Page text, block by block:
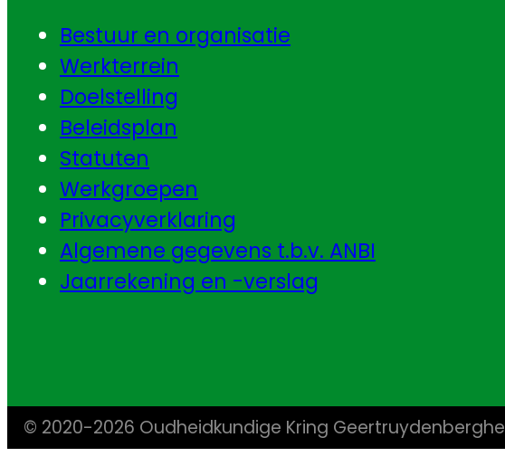
Bestuur en organisatie
Werkterrein
Doelstelling
Beleidsplan
Statuten
Werkgroepen
Privacyverklaring
Algemene gegevens t.b.v. ANBI
Jaarrekening en -verslag
© 2020-2026 Oudheidkundige Kring Geertruydenberghe